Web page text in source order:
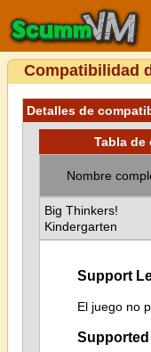
Compatibilidad
Detalles de
Tabla
Nombre
Big Thinkers!
Kindergarten
Support
El juego no